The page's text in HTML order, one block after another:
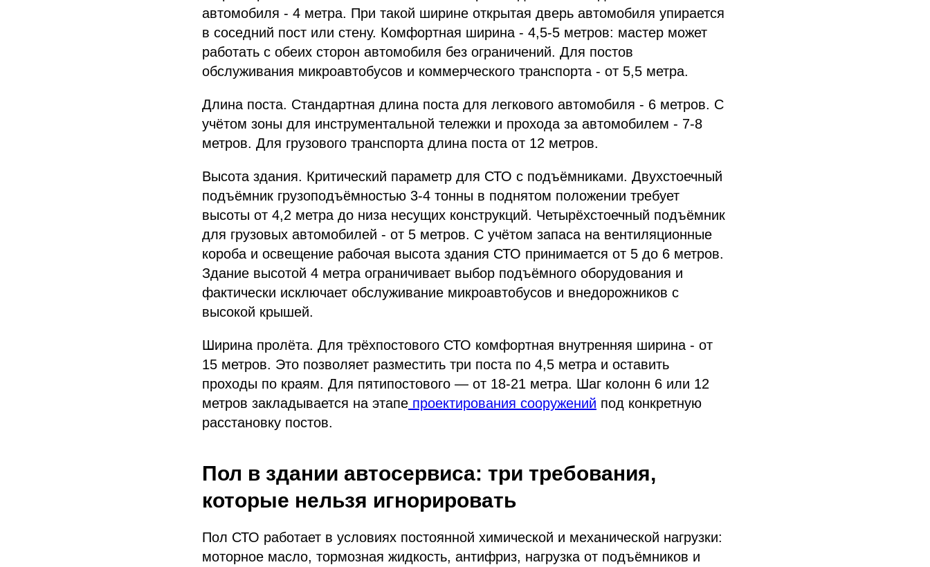
автомобиля - 4 метра. При такой ширине открытая дверь автомобиля упирается
в соседний пост или стену. Комфортная ширина - 4,5-5 метров: мастер может
работать с обеих сторон автомобиля без ограничений. Для постов
обслуживания микроавтобусов и коммерческого транспорта - от 5,5 метра.
Длина поста. Стандартная длина поста для легкового автомобиля - 6 метров. С
учётом зоны для инструментальной тележки и прохода за автомобилем - 7-8
метров. Для грузового транспорта длина поста от 12 метров.
Высота здания. Критический параметр для СТО с подъёмниками. Двухстоечный
подъёмник грузоподъёмностью 3-4 тонны в поднятом положении требует
высоты от 4,2 метра до низа несущих конструкций. Четырёхстоечный подъёмник
для грузовых автомобилей - от 5 метров. С учётом запаса на вентиляционные
короба и освещение рабочая высота здания СТО принимается от 5 до 6 метров.
Здание высотой 4 метра ограничивает выбор подъёмного оборудования и
фактически исключает обслуживание микроавтобусов и внедорожников с
высокой крышей.
Ширина пролёта. Для трёхпостового СТО комфортная внутренняя ширина - от
15 метров. Это позволяет разместить три поста по 4,5 метра и оставить
проходы по краям. Для пятипостового — от 18-21 метра. Шаг колонн 6 или 12
метров закладывается на этапе проектирования сооружений под конкретную
расстановку постов.
Пол в здании автосервиса: три требования,
которые нельзя игнорировать
Пол СТО работает в условиях постоянной химической и механической нагрузки:
моторное масло, тормозная жидкость, антифриз, нагрузка от подъёмников и